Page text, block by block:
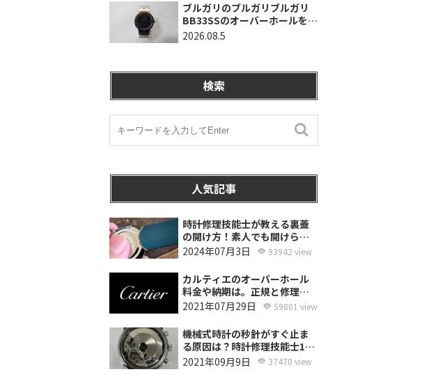
ブルガリのブルガリブルガリ
BB33SSのオーバーホールを行
いました。（埼玉県所沢市/S
2026.08.5
検索
人気記事
時計修理技能士が教える裏蓋
の開け方！素人でも開けられ
る？
2024年07月3日 93942 view
カルティエのオーバーホール
料金や納期は。正規と修理専
門店の比較どちらがおすす
2021年07月29日 59801 view
機械式時計の秒針がすぐ止ま
る原因は？時計修理技能士1級
の技術者がお答えします。
2021年09月9日 37470 view